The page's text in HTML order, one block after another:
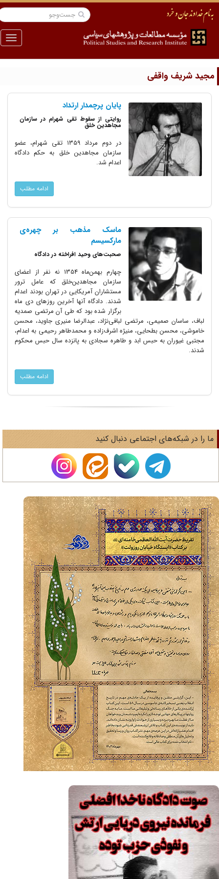
منو
شریف واقفی
پایان پرچمدار ارتداد
روایتی از سقوط تقی شهرام در سازمان
مجاهدین خلق
در دوم مرداد ۱۳۵۹ تقی شهرام،‌ عضو
سازمان مجاهدین خلق به حکم دادگاه
اعدام شد.
ادامه مطلب
ماسک مذهب بر چهره‌ی
مارکسیسم
صحبت‌های وحید افراخته در دادگاه
چهارم بهمن‌ماه 1354 نه نفر از اعضای
سازمان مجاهدین‌خلق که عامل ترور
مستشاران آمریکایی در تهران بودند اعدام
شدند. دادگاه آنها آخرین روزهای دی ماه
برگزار شده بود که طی آن مرتضی صمدیه
لباف، ساسان صمیمی، مرتضی لبافی‌نژاد، عبدالرضا منیری جاوید، محسن
خاموشی، محسن بطحایی، منیژه اشرف‌زاده و محمدطاهر رحیمی به اعدام،
مجتبی غیوران به حبس ابد و طاهره سجادی به پانزده سال حبس محکوم
شدند.
ادامه مطلب
را در شبکه‌های اجتماعی دنبال کنید